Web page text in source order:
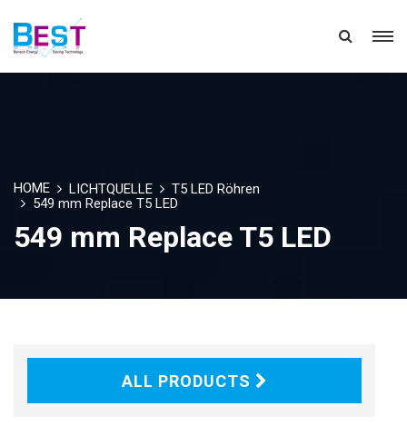
HOME LICHTQUELLE
T5 LED Röhren
549 mm Replace T5 LED
549 mm Replace T5 LED
ALL PRODUCTS